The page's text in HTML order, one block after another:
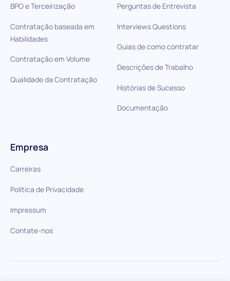
BPO e Terceirização
Contratação baseada em
Habilidades
Contratação em Volume
Qualidade da Contratação
Perguntas de Entrevista
Interviews Questions
Guias de como contratar
Descrições de Trabalho
Histórias de Sucesso
Documentação
Empresa
Carreiras
Política de Privacidade
Impressum
Contate-nos